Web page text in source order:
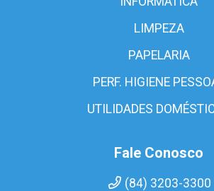
LIMPEZA
PAPELARIA
PERF. HIGIENE
UTILIDADES
Fale Conosco
(84) 3203-3300